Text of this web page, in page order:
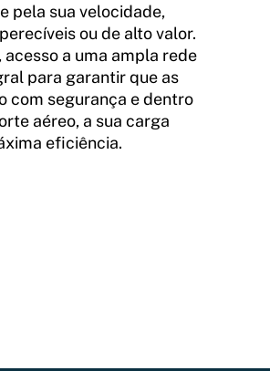
pela sua velocidade,
ou de alto valor.
a uma ampla rede
para garantir que as
com segurança e dentro
aéreo, a sua carga
eficiência.